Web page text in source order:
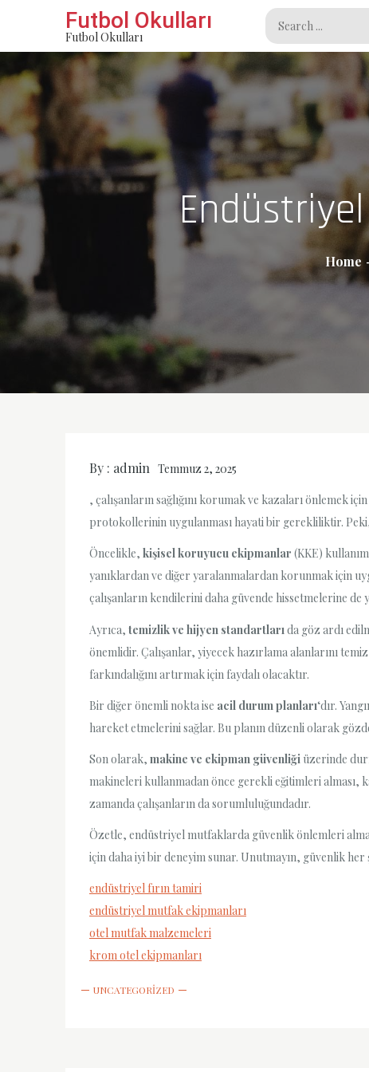
content
Futbol Okulları
Futbol Okulları
Search
for:
Home
By : admin Temmuz 2, 2025
, çalışanların sağlığını korumak ve kazaları
protokollerinin uygulanması hayati bir gerekliliktir.
Öncelikle, kişisel koruyucu ekipmanlar (KKE)
yanıklardan ve diğer yaralanmalardan korunmak için
çalışanların kendilerini daha güvende hissetmelerine de
Ayrıca, temizlik ve hijyen standartları da göz ardı
önemlidir. Çalışanlar, yiyecek hazırlama alanlarını
farkındalığını artırmak için faydalı olacaktır.
Bir diğer önemli nokta ise acil durum planları‘dır.
hareket etmelerini sağlar. Bu planın düzenli olarak
Son olarak, makine ve ekipman güvenliği üzerinde
makineleri kullanmadan önce gerekli eğitimleri alması,
zamanda çalışanların da sorumluluğundadır.
Özetle, endüstriyel mutfaklarda güvenlik önlemleri
için daha iyi bir deneyim sunar. Unutmayın, güvenlik her
endüstriyel fırın tamiri
endüstriyel mutfak ekipmanları
otel mutfak malzemeleri
krom otel ekipmanları
UNCATEGORIZED